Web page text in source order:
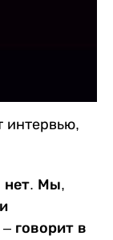
интервью,
нет. Мы,
говорит в